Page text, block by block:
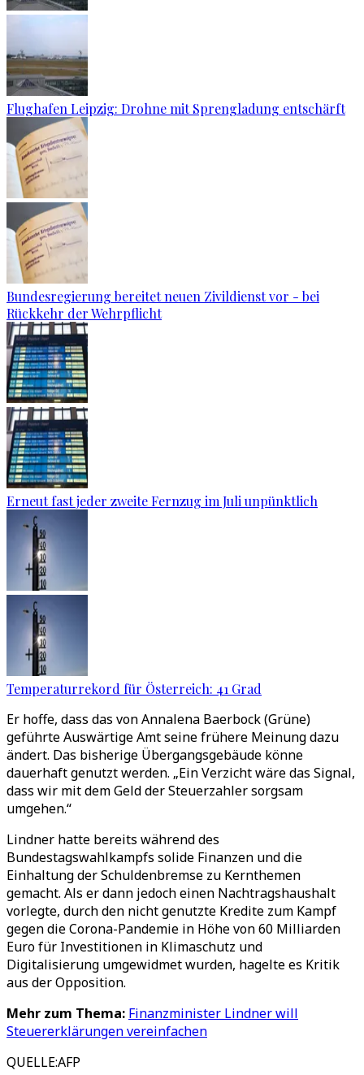
Flughafen Leipzig: Drohne mit Sprengladung entschärft
Bundesregierung bereitet neuen Zivildienst vor - bei
Rückkehr der Wehrpflicht
Erneut fast jeder zweite Fernzug im Juli unpünktlich
Temperaturrekord für Österreich: 41 Grad
Er hoffe, dass das von Annalena Baerbock (Grüne)
geführte Auswärtige Amt seine frühere Meinung dazu
ändert. Das bisherige Übergangsgebäude könne
dauerhaft genutzt werden. „Ein Verzicht wäre das Signal,
dass wir mit dem Geld der Steuerzahler sorgsam
umgehen.“
Lindner hatte bereits während des
Bundestagswahlkampfs solide Finanzen und die
Einhaltung der Schuldenbremse zu Kernthemen
gemacht. Als er dann jedoch einen Nachtragshaushalt
vorlegte, durch den nicht genutzte Kredite zum Kampf
gegen die Corona-Pandemie in Höhe von 60 Milliarden
Euro für Investitionen in Klimaschutz und
Digitalisierung umgewidmet wurden, hagelte es Kritik
aus der Opposition.
Mehr zum Thema: Finanzminister Lindner will
Steuererklärungen vereinfachen
QUELLE:AFP